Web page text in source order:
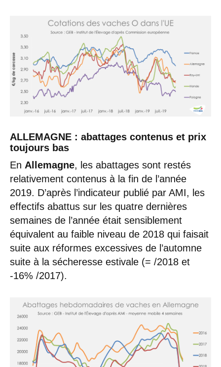
ALLEMAGNE : abattages contenus et prix
toujours bas
En Allemagne, les abattages sont restés
relativement contenus à la fin de l’année
2019. D’après l’indicateur publié par AMI, les
effectifs abattus sur les quatre dernières
semaines de l’année était sensiblement
équivalent au faible niveau de 2018 qui faisait
suite aux réformes excessives de l’automne
suite à la sécheresse estivale (= /2018 et
-16% /2017).